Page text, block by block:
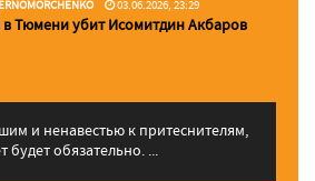
03.06.2026, 23:29
в Тюмени убит Исомитдин Акбаров
и ненавестью к притеснителям,
будет обязательно. ...